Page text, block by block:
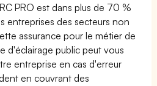
PRO est dans plus de 70 %
entreprises des secteurs non
assurance pour le métier de
d'éclairage public peut vous
entreprise en cas d'erreur
en couvrant des